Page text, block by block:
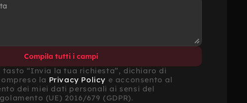
Compila tutti i campi
tasto “Invia la tua richiesta”, dichiaro di
la Privacy Policy e acconsento al
dei miei dati personali ai sensi del
(UE) 2016/679 (GDPR).